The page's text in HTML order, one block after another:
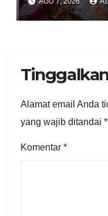
Puluhan
Diamankan
Alamat email Anda
yang wajib ditandai *
Komentar *